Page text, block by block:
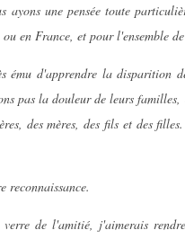
ayons une pensée toute
en France, et pour l'ensemble
ému d'apprendre la disparition
pas la douleur de leurs
des mères, des fils et des
reconnaissance.
de l'amitié, j'aimerais